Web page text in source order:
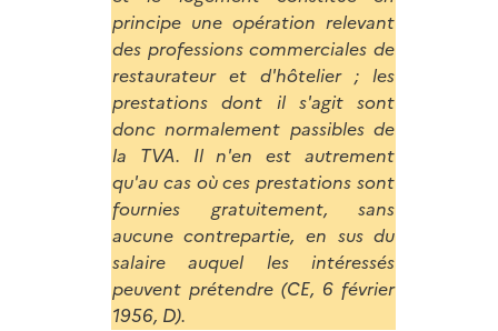
principe une opération relevant
des professions commerciales de
restaurateur et d'hôtelier ; les
prestations dont il s'agit sont
donc normalement passibles de
la TVA. Il n'en est autrement
qu'au cas où ces prestations sont
fournies gratuitement, sans
aucune contrepartie, en sus du
salaire auquel les intéressés
peuvent prétendre (CE, 6 février
1956, D).